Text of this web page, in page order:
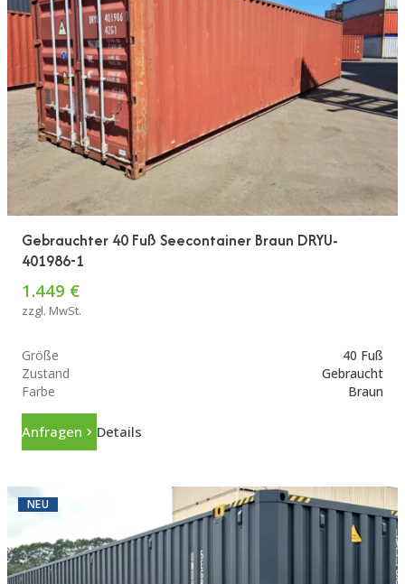
Gebrauchter 40 Fuß Seecontainer Braun DRYU-
401986-1
1.449 €
zzgl. MwSt.
Größe
40 Fuß
Zustand
Gebraucht
Farbe
Braun
Anfragen Details
NEU